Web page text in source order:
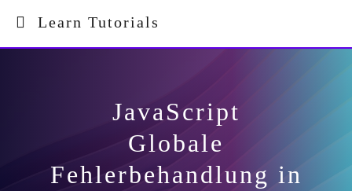
Learn Tutorials
JavaScript
Globale
Fehlerbehandlung in